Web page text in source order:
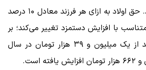
حقوق افزوده می‌شود. حق اولاد به ازای هر فرزند معادل ۱۰ درصد
با افزایش دستمزد تغییر می‌کند؛ بر
این اساس، حق فرزند از یک میلیون و ۳۹ هزار تومان در سال
است.